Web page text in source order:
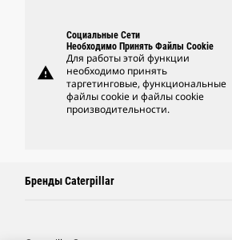
warning
Социальные Сети
Необходимо Принять Файлы Cookie
Для работы этой функции
необходимо принять
таргетинговые, функциональные
файлы cookie и файлы cookie
производительности.
Бренды Caterpillar